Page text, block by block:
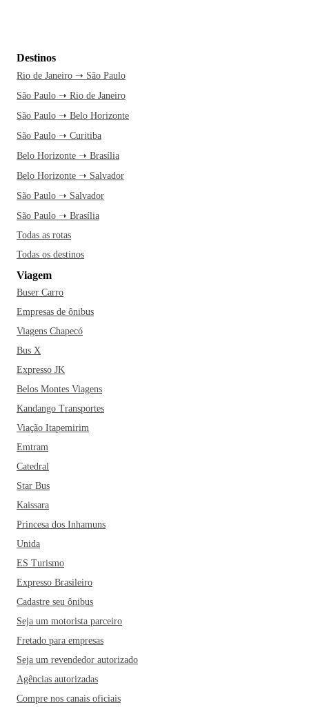
Destinos
Rio de Janeiro ➝ São Paulo
São Paulo ➝ Rio de Janeiro
São Paulo ➝ Belo Horizonte
São Paulo ➝ Curitiba
Belo Horizonte ➝ Brasília
Belo Horizonte ➝ Salvador
São Paulo ➝ Salvador
São Paulo ➝ Brasília
Todas as rotas
Todas os destinos
Viagem
Buser Carro
Empresas de ônibus
Viagens Chapecó
Bus X
Expresso JK
Belos Montes Viagens
Kandango Transportes
Viação Itapemirim
Emtram
Catedral
Star Bus
Kaissara
Princesa dos Inhamuns
Unida
ES Turismo
Expresso Brasileiro
Cadastre seu ônibus
Seja um motorista parceiro
Fretado para empresas
Seja um revendedor autorizado
Agências autorizadas
Compre nos canais oficiais